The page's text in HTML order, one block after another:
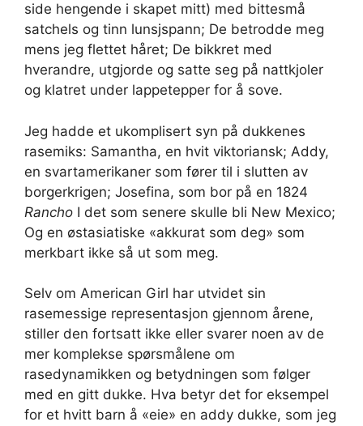
side hengende i skapet mitt) med bittesmå
satchels og tinn lunsjspann; De betrodde meg
mens jeg flettet håret; De bikkret med
hverandre, utgjorde og satte seg på nattkjoler
og klatret under lappetepper for å sove.
Jeg hadde et ukomplisert syn på dukkenes
rasemiks: Samantha, en hvit viktoriansk; Addy,
en svartamerikaner som fører til i slutten av
borgerkrigen; Josefina, som bor på en 1824
Rancho I det som senere skulle bli New Mexico;
Og en østasiatiske «akkurat som deg» som
merkbart ikke så ut som meg.
Selv om American Girl har utvidet sin
rasemessige representasjon gjennom årene,
stiller den fortsatt ikke eller svarer noen av de
mer komplekse spørsmålene om
rasedynamikken og betydningen som følger
med en gitt dukke. Hva betyr det for eksempel
for et hvitt barn å «eie» en addy dukke, som jeg